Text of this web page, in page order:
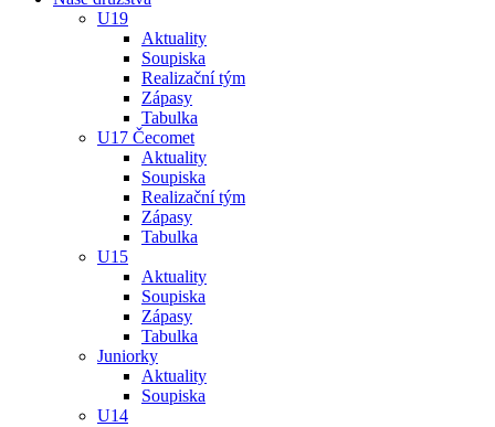
U19
Aktuality
Soupiska
Realizační tým
Zápasy
Tabulka
U17 Čecomet
Aktuality
Soupiska
Realizační tým
Zápasy
Tabulka
U15
Aktuality
Soupiska
Zápasy
Tabulka
Juniorky
Aktuality
Soupiska
U14